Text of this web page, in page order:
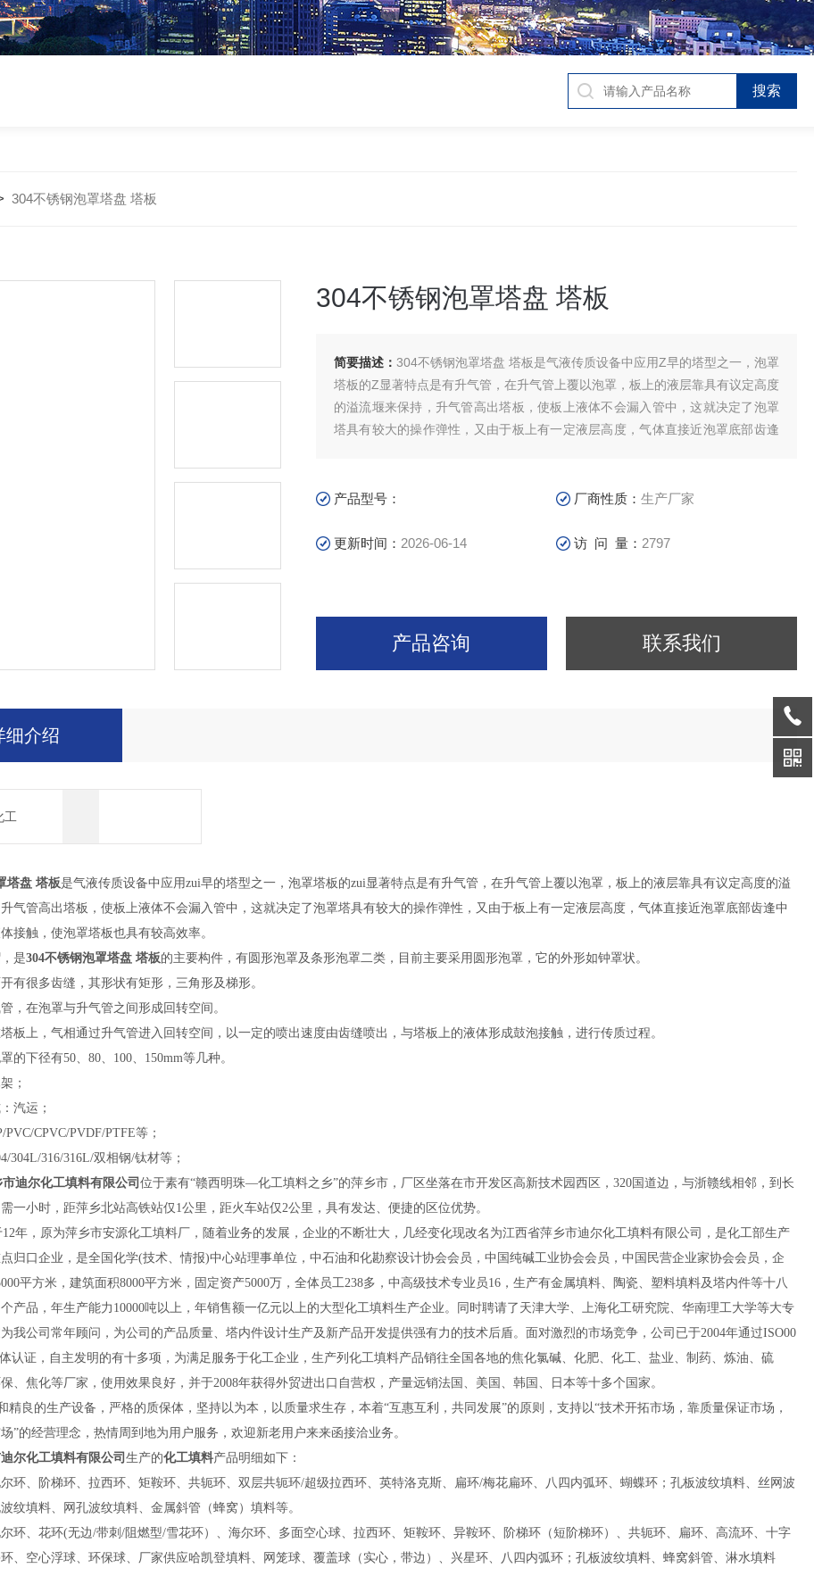
304不锈钢泡罩塔盘 塔板
304不锈钢泡罩塔盘 塔板
简要描述： 304不锈钢泡罩塔盘 塔板是气液传质设备中应用Z早的塔型之一，泡罩
塔板的Z显著特点是有升气管，在升气管上覆以泡罩，板上的液层靠具有议定高度
的溢流堰来保持，升气管高出塔板，使板上液体不会漏入管中，这就决定了泡罩
塔具有较大的操作弹性，又由于板上有一定液层高度，气体直接近泡罩底部齿逢
产品型号： 厂商性质：生产厂家
更新时间： 2026-06-14 访 问 量： 2797
产品咨询 联系我们
细介绍
工
塔盘 塔板是气液传质设备中应用zui早的塔型之一，泡罩塔板的zui显著特点是有升气管，在升气管上覆以泡罩，板上的液层靠具有议定高度的溢
气管高出塔板，使板上液体不会漏入管中，这就决定了泡罩塔具有较大的操作弹性，又由于板上有一定液层高度，气体直接近泡罩底部齿逢中
接触，使泡罩塔板也具有较高效率。
是304不锈钢泡罩塔盘 塔板的主要构件，有圆形泡罩及条形泡罩二类，目前主要采用圆形泡罩，它的外形如钟罩状。
有很多齿缝，其形状有矩形，三角形及梯形。
，在泡罩与升气管之间形成回转空间。
板上，气相通过升气管进入回转空间，以一定的喷出速度由齿缝喷出，与塔板上的液体形成鼓泡接触，进行传质过程。
的下径有50、80、100、150mm等几种。
；
汽运；
PVC/CPVC/PVDF/PTFE等；
304L/316/316L/双相钢/钛材等；
迪尔化工填料有限公司位于素有“赣西明珠—化工填料之乡”的萍乡市，厂区坐落在市开发区高新技术园西区，320国道边，与浙赣线相邻，到长
一小时，距萍乡北站高铁站仅1公里，距火车站仅2公里，具有发达、便捷的区位优势。
年，原为萍乡市安源化工填料厂，随着业务的发展，企业的不断壮大，几经变化现改名为江西省萍乡市迪尔化工填料有限公司，是化工部生产
归口企业，是全国化学(技术、情报)中心站理事单位，中石油和化勘察设计协会会员，中国纯碱工业协会会员，中国民营企业家协会会员，企
平方米，建筑面积8000平方米，固定资产5000万，全体员工238多，中高级技术专业员16，生产有金属填料、陶瓷、塑料填料及塔内件等十八
产品，年生产能力10000吨以上，年销售额一亿元以上的大型化工填料生产企业。同时聘请了天津大学、上海化工研究院、华南理工大学等大专
我公司常年顾问，为公司的产品质量、塔内件设计生产及新产品开发提供强有力的技术后盾。面对激烈的市场竞争，公司已于2004年通过ISO00
认证，自主发明的有十多项，为满足服务于化工企业，生产列化工填料产品销往全国各地的焦化氯碱、化肥、化工、盐业、制药、炼油、硫
、焦化等厂家，使用效果良好，并于2008年获得外贸进出口自营权，产量远销法国、美国、韩国、日本等十多个国家。
良的生产设备，严格的质保体，坚持以为本，以质量求生存，本着“互惠互利，共同发展”的原则，支持以“技术开拓市场，靠质量保证市场，
”的经营理念，热情周到地为用户服务，欢迎新老用户来来函接洽业务。
尔化工填料有限公司生产的化工填料产品明细如下：
环、阶梯环、拉西环、矩鞍环、共轭环、双层共轭环/超级拉西环、英特洛克斯、扁环/梅花扁环、八四内弧环、蝴蝶环；孔板波纹填料、丝网波
纹填料、网孔波纹填料、金属斜管（蜂窝）填料等。
环、花环(无边/带刺/阻燃型/雪花环）、海尔环、多面空心球、拉西环、矩鞍环、异鞍环、阶梯环（短阶梯环）、共轭环、扁环、高流环、十字
、空心浮球、环保球、厂家供应哈凯登填料、网笼球、覆盖球（实心，带边）、兴星环、八四内弧环；孔板波纹填料、蜂窝斜管、淋水填料